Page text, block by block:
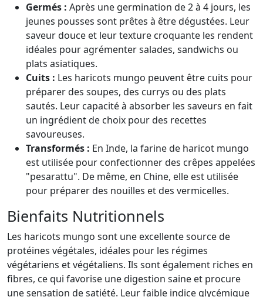
Germés : Après une germination de 2 à 4 jours, les
jeunes pousses sont prêtes à être dégustées. Leur
saveur douce et leur texture croquante les rendent
idéales pour agrémenter salades, sandwichs ou
plats asiatiques.
Cuits : Les haricots mungo peuvent être cuits pour
préparer des soupes, des currys ou des plats
sautés. Leur capacité à absorber les saveurs en fait
un ingrédient de choix pour des recettes
savoureuses.
Transformés : En Inde, la farine de haricot mungo
est utilisée pour confectionner des crêpes appelées
"pesarattu". De même, en Chine, elle est utilisée
pour préparer des nouilles et des vermicelles.
Bienfaits Nutritionnels
Les haricots mungo sont une excellente source de
protéines végétales, idéales pour les régimes
végétariens et végétaliens. Ils sont également riches en
fibres, ce qui favorise une digestion saine et procure
une sensation de satiété. Leur faible indice glycémique